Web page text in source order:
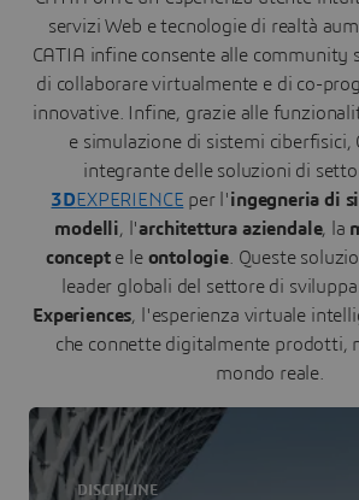
servizi Web e tecnologie di realtà
CATIA infine consente alle community
di collaborare virtualmente e di co-
innovative. Infine, grazie alle
e simulazione di sistemi ciberfisici,
integrante delle soluzioni di
3DEXPERIENCE per l'ingegneria di
modelli, l'architettura aziendale, la
concepte le ontologie. Queste
leader globali del settore di
Experiences, l'esperienza virtuale
che connette digitalmente prodotti,
mondo reale.
DISCIPLINE